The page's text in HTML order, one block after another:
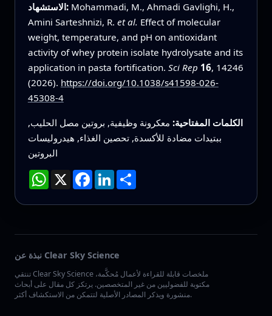
الاستشهاد: Mohammadi, M., Ahmadi Gavlighi, H.,
Amini Sarteshnizi, R. et al. Effect of molecular
weight, temperature, and pH on antioxidant
activity of whey protein isolate hydrolysate and its
application in pasta fortification. Sci Rep 16, 14246
(2026). https://doi.org/10.1038/s41598-026-
45308-4
الكلمات المفتاحية: معكرونة وظيفية, بروتين مصل الحليب,
ببتيدات مضادة للأكسدة, تحصين الغذاء, هيدروليسات
البروتين
WhatsApp
X Facebook
LinkedIn
انشر
نبذة عن Clear Sky Science
تنتقي Clear Sky Science ملخصات قابلة للقراءة لأعمال مُحكَّمة،
مكتوبة للفضوليين من غير المتخصصين. يرتكز كل مقال على أبحاث
منشورة ويذكر المصادر الأصلية لتتمكن من الاستكشاف أكثر.